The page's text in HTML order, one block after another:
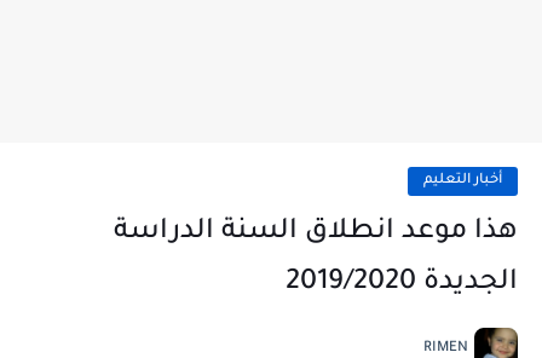
أخبار التعليم
هذا موعد انطلاق السنة الدراسة
الجديدة 2019/2020
RIMEN